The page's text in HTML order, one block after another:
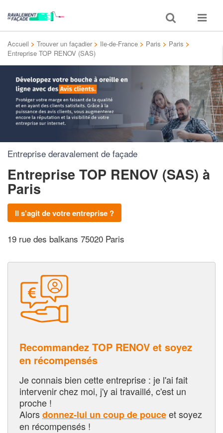
Toggle
search
Toggle
Accueil > Trouver un façadier > Ile-de-France > Paris > Paris >
Entreprise TOP RENOV (SAS)
Entreprise deravalement de façade
Entreprise TOP RENOV (SAS) à
Paris
Il s'agit de votre entreprise ?
19 rue des balkans 75020 Paris
Recommandez TOP RENOV et soyez
en récompensés
Je connais bien cette entreprise : je l'ai fait
intervenir chez moi, j'y ai travaillé, c'est un
proche !
Alorsdonnez-lui un coup de pouceet soyez
en récompensés !